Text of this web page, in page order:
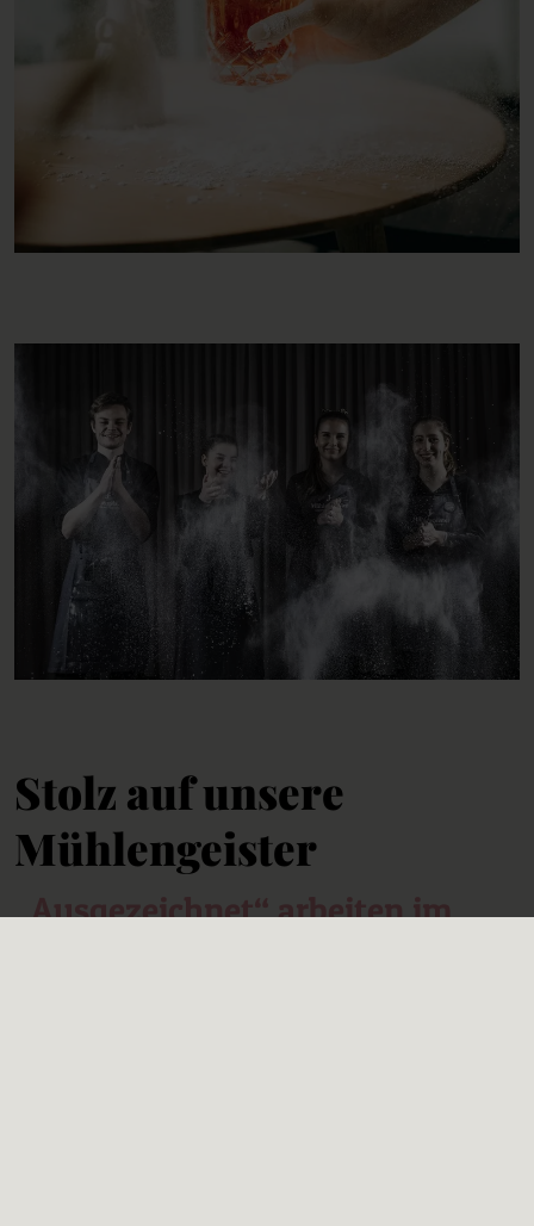
Stolz auf unsere
Mühlengeister
„Ausgezeichnet“ arbeiten im